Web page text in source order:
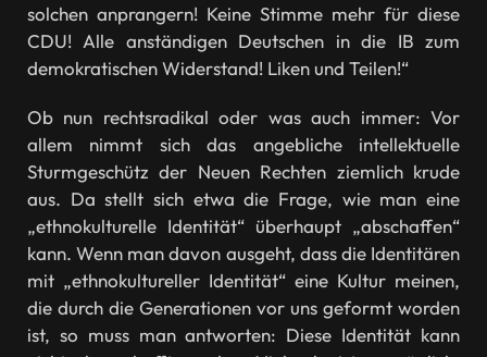
solchen anprangern! Keine Stimme mehr für diese
CDU! Alle anständigen Deutschen in die IB zum
demokratischen Widerstand! Liken und Teilen!“
Ob nun rechtsradikal oder was auch immer: Vor
allem nimmt sich das angebliche intellektuelle
Sturmgeschütz der Neuen Rechten ziemlich krude
aus. Da stellt sich etwa die Frage, wie man eine
„ethnokulturelle Identität“ überhaupt „abschaffen“
kann. Wenn man davon ausgeht, dass die Identitären
mit „ethnokultureller Identität“ eine Kultur meinen,
die durch die Generationen vor uns geformt worden
ist, so muss man antworten: Diese Identität kann